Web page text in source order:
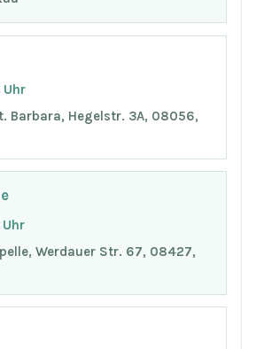
Uhr
Barbara, Hegelstr. 3A, 08056,
Werdauer Str. 67, 08427,